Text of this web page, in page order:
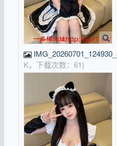
K，下载次数：61)